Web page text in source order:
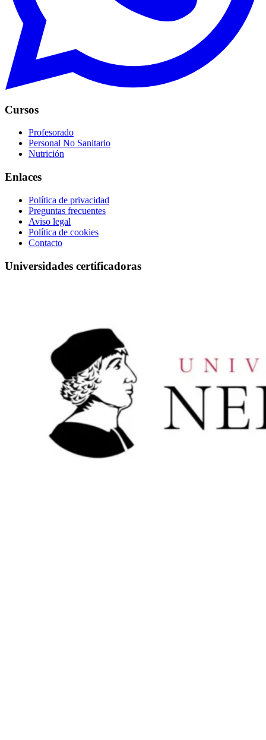
Cursos
Profesorado
Personal No Sanitario
Nutrición
Enlaces
Política de privacidad
Preguntas frecuentes
Aviso legal
Política de cookies
Contacto
Universidades certificadoras